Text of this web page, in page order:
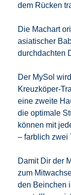
dem Rücken
Die Machart
asiatischer
durchdachten
Der MySol
Kreuzköper-
eine zweite
die optimale
können mit
– farblich zwei
Damit Dir der
zum
den Beinchen